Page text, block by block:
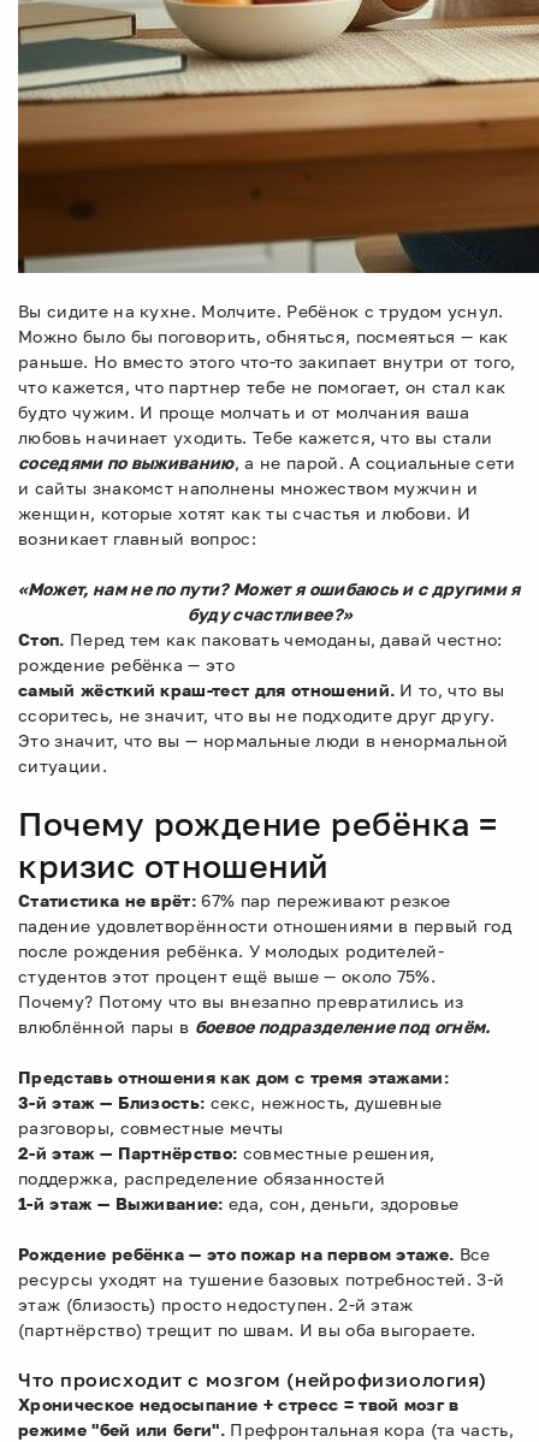
Вы сидите на кухне. Молчите. Ребёнок с трудом уснул.
Можно было бы поговорить, обняться, посмеяться — как
раньше. Но вместо этого что-то закипает внутри от того,
что кажется, что партнер тебе не помогает, он стал как
будто чужим. И проще молчать и от молчания ваша
любовь начинает уходить. Тебе кажется, что вы стали
соседями по выживанию, а не парой. А социальные сети
и сайты знакомст наполнены множеством мужчин и
женщин, которые хотят как ты счастья и любови. И
возникает главный вопрос:
«Может, нам не по пути? Может я ошибаюсь и с другими я
буду счастливее?»
Стоп. Перед тем как паковать чемоданы, давай честно:
рождение ребёнка — это
самый жёсткий краш-тест для отношений. И то, что вы
ссоритесь, не значит, что вы не подходите друг другу.
Это значит, что вы — нормальные люди в ненормальной
ситуации.
Почему рождение ребёнка =
кризис отношений
Статистика не врёт:67% пар переживают резкое
падение удовлетворённости отношениями в первый год
после рождения ребёнка. У молодых родителей-
студентов этот процент ещё выше — около 75%.
Почему? Потому что вы внезапно превратились из
влюблённой пары в боевое подразделение под огнём.
Представь отношения как дом с тремя этажами:
3-й этаж — Близость: секс, нежность, душевные
разговоры, совместные мечты
2-й этаж — Партнёрство: совместные решения,
поддержка, распределение обязанностей
1-й этаж — Выживание:еда, сон, деньги, здоровье
Рождение ребёнка — это пожар на первом этаже. Все
ресурсы уходят на тушение базовых потребностей. 3-й
этаж (близость) просто недоступен. 2-й этаж
(партнёрство) трещит по швам. И вы оба выгораете.
Что происходит с мозгом (нейрофизиология)
Хроническое недосыпание + стресс = твой мозг в
режиме "бей или беги". Префронтальная кора (та часть,